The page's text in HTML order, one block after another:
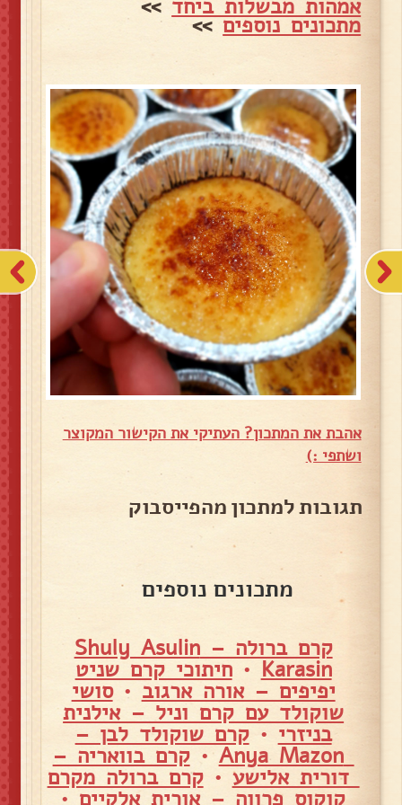
אמהות מבשלות ביחד >>
מתכונים נוספים>>
אהבת את המתכון? העתיקי את הקישור המקוצר
ושתפי :)
תגובות למתכון מהפייסבוק
מתכונים נוספים
קרם ברולה – Shuly Asulin
Karasin
•חיתוכי קרם שניט
יפיפים – אורה ארגוב •סושי
שוקולד עם קרם וניל – אילנית
בניזרי •קרם שוקולד לבן –
Anya Mazon
•קרם בוואריה –
דורית אלישע •קרם ברולה מקרם
קוקוס פרווה – אורית אלקיים •